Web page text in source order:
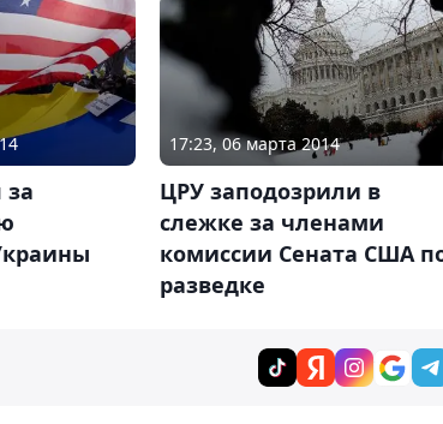
за
17:23, 06 марта 2014
ЦРУ заподозрили в
слежке за членами
комиссии Сената США
разведке